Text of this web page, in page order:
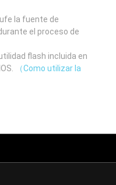
la fuente de
el proceso de
flash incluida en
（Como utilizar la